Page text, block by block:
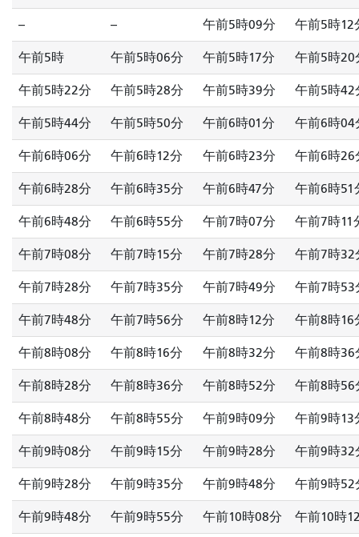
-- -- 午前5時09分 午前5時12
午前5時 午前5時06分 午前5時17分 午前5時20
午前5時22分 午前5時28分 午前5時39分 午前5時42
午前5時44分 午前5時50分 午前6時01分 午前6時04
午前6時06分 午前6時12分 午前6時23分 午前6時26
午前6時28分 午前6時35分 午前6時47分 午前6時51
午前6時48分 午前6時55分 午前7時07分 午前7時11
午前7時08分 午前7時15分 午前7時28分 午前7時32
午前7時28分 午前7時35分 午前7時49分 午前7時53
午前7時48分 午前7時56分 午前8時12分 午前8時16
午前8時08分 午前8時16分 午前8時32分 午前8時36
午前8時28分 午前8時36分 午前8時52分 午前8時56
午前8時48分 午前8時55分 午前9時09分 午前9時13
午前9時08分 午前9時15分 午前9時28分 午前9時32
午前9時28分 午前9時35分 午前9時48分 午前9時52
午前9時48分 午前9時55分 午前10時08分 午前10時